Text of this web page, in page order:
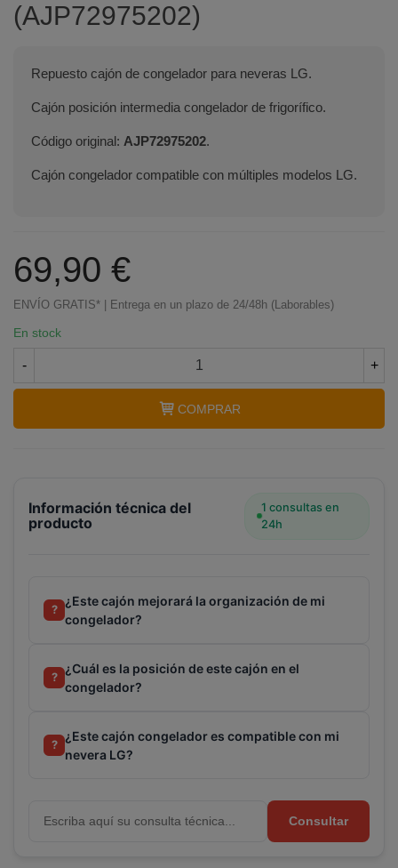
(AJP72975202)
Repuesto cajón de congelador para neveras LG.
Cajón posición intermedia congelador de frigorífico.
Código original: AJP72975202.
Cajón congelador compatible con múltiples modelos LG.
69,90 €
ENVÍO GRATIS* | Entrega en un plazo de 24/48h (Laborables)
En stock
- +
COMPRAR
Información técnica del
producto
1 consultas en
24h
?
¿Este cajón mejorará la organización de mi
congelador?
?
¿Cuál es la posición de este cajón en el
congelador?
?
¿Este cajón congelador es compatible con mi
nevera LG?
Consultar